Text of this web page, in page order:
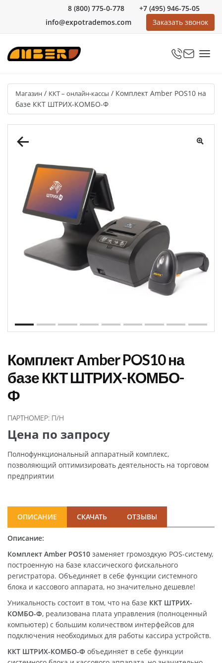
8 (800) 775-0-778
+7 (495) 946-75-05
info@expotrademos.com
Заказать звонок
Магазин / ККТ – онлайн-кассы / Комплект Аmber POS10 на
базе ККТ ШТРИХ-КОМБО-Ф
Комплект Аmber POS10 на
базе ККТ ШТРИХ-КОМБО-
Ф
ПАРТНОМЕР: П/Н
Цена по запросу
Полнофункциональный аппаратный комплекс,
позволяющий оптимизировать деятельность на торговом
предприятии
ОПИСАНИЕ СКАЧАТЬ ОТЗЫВЫ
Описание:
Комплект Аmber POS10 заменяет громоздкую POS-систему,
построенную на базе классического фискального
регистратора. Объединяет в себе функции системного
блока и кассового аппарата, но значительно дешевле!
Уникальность состоит в том, что на базе ККТ ШТРИХ-
КОМБО-Ф, реализована плата управления (полноценный
компьютер) с большим количеством интерфейсов для
подключения необходимых для работы кассира устройств.
ККТ ШТРИХ-КОМБО-Ф объединяет в себе функции